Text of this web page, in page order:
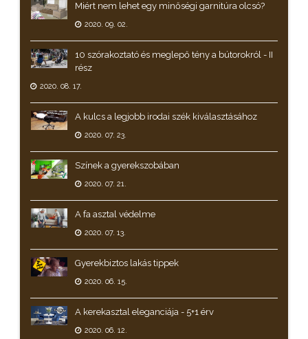
Miért nem lehet egy minőségi garnitúra olcsó?
2020. 09. 02.
10 szórakoztató és meglepő tény a bútorokról - II
rész
2020. 08. 17.
A kulcs a legjobb irodai szék kiválasztásához
2020. 07. 23.
Színek a gyerekszobában
2020. 07. 21.
A fa asztal védelme
2020. 07. 13.
Gyerekbiztos lakás tippek
2020. 06. 15.
A kerekasztal eleganciája - 5+1 érv
2020. 06. 12.